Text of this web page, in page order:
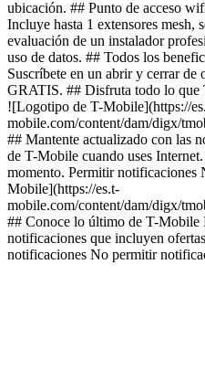
ubicación. ## Punto de acceso
Incluye hasta 1 extensores mesh,
evaluación de un instalador
uso de datos. ## Todos los
Suscríbete en un abrir y cerrar de
GRATIS. ## Disfruta todo lo que
![Logotipo de T-Mobile](https://
mobile.com/content/dam/digx/
## Mantente actualizado con las
de T-Mobile cuando uses
momento. Permitir
Mobile](https://es.t-
mobile.com/content/dam/digx/
## Conoce lo último de T-Mobile
notificaciones que incluyen
notificaciones No permitir